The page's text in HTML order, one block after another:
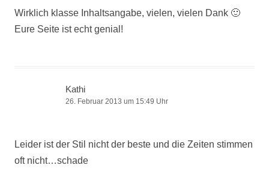
Wirklich klasse Inhaltsangabe, vielen, vielen Dank 🙂
Eure Seite ist echt genial!
Kathi
26. Februar 2013 um 15:49 Uhr
Leider ist der Stil nicht der beste und die Zeiten stimmen
oft nicht…schade